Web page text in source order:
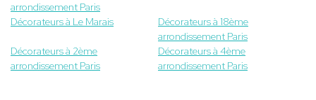
arrondissement Paris
Décorateurs à Le Marais
Décorateurs à 18ème
arrondissement Paris
Décorateurs à 2ème
arrondissement Paris
Décorateurs à 4ème
arrondissement Paris